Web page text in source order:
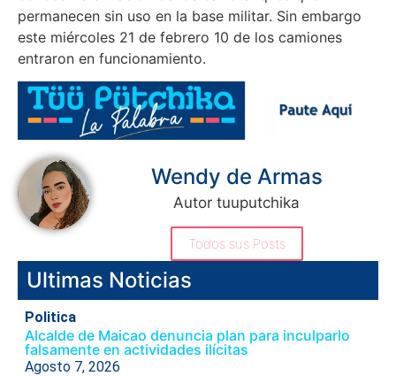
permanecen sin uso en la base militar. Sin embargo
este miércoles 21 de febrero 10 de los camiones
entraron en funcionamiento.
Wendy de Armas
Autor tuuputchika
Todos sus Posts
Ultimas Noticias
Politica
Alcalde de Maicao denuncia plan para inculparlo
falsamente en actividades ilícitas
Agosto 7, 2026